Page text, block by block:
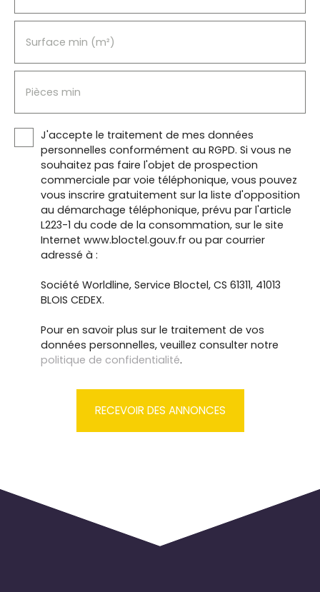
Surface min (m²)
Pièces min
J'accepte le traitement de mes données
personnelles conformément au RGPD. Si vous ne
souhaitez pas faire l'objet de prospection
commerciale par voie téléphonique, vous pouvez
vous inscrire gratuitement sur la liste d'opposition
au démarchage téléphonique, prévu par l'article
L223-1 du code de la consommation, sur le site
Internet www.bloctel.gouv.fr ou par courrier
adressé à :
Société Worldline, Service Bloctel, CS 61311, 41013
BLOIS CEDEX.
Pour en savoir plus sur le traitement de vos
données personnelles, veuillez consulter notre
politique de confidentialité.
RECEVOIR DES ANNONCES